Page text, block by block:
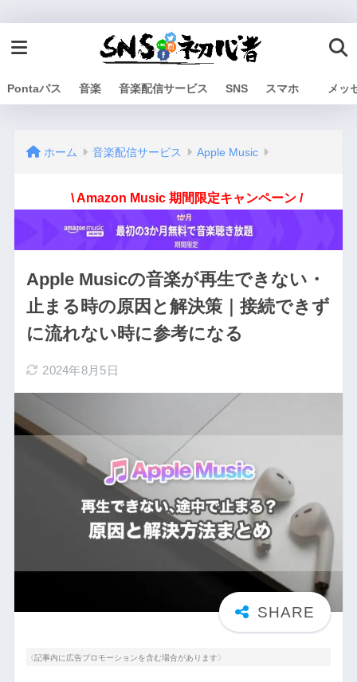
Pontaパス 音楽 音楽配信サービス SNS スマホ メッ
ホーム 音楽配信サービス Apple Music
\ Amazon Music 期間限定キャンペーン /
Apple Musicの音楽が再生できない・
止まる時の原因と解決策｜接続できず
に流れない時に参考になる
2024年8月5日
〈記事内に広告プロモーションを含む場合があります〉